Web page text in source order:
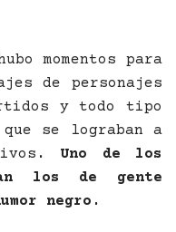
momentos para
de personajes
y todo tipo
se lograban a
Uno de los
los de gente
negro.